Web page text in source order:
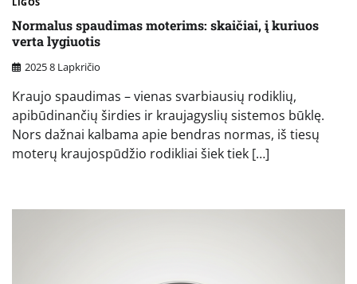
Normalus spaudimas moterims: skaičiai, į kuriuos
verta lygiuotis
2025 8 Lapkričio
Kraujo spaudimas – vienas svarbiausių rodiklių,
apibūdinančių širdies ir kraujagyslių sistemos būklę.
Nors dažnai kalbama apie bendras normas, iš tiesų
moterų kraujospūdžio rodikliai šiek tiek […]